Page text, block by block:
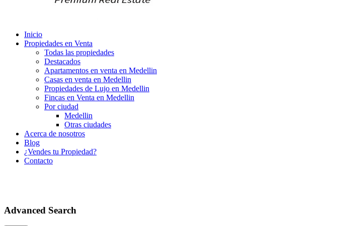
Inicio
Propiedades en Venta
Todas las propiedades
Destacados
Apartamentos en venta en Medellin
Casas en venta en Medellin
Propiedades de Lujo en Medellin
Fincas en Venta en Medellin
Por ciudad
Medellin
Otras ciudades
Acerca de nosotros
Blog
¿Vendes tu Propiedad?
Contacto
Advanced Search